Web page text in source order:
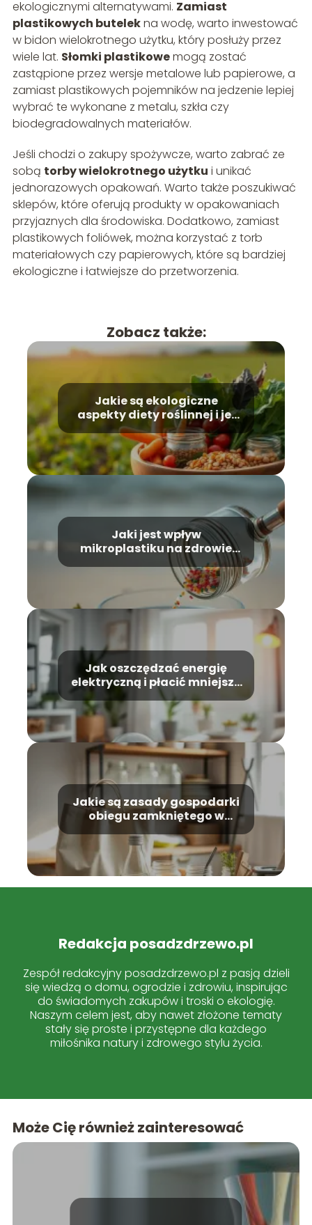
ekologicznymi alternatywami. Zamiast
plastikowych butelekna wodę, warto inwestować
w bidon wielokrotnego użytku, który posłuży przez
wiele lat. Słomki plastikowemogą zostać
zastąpione przez wersje metalowe lub papierowe, a
zamiast plastikowych pojemników na jedzenie lepiej
wybrać te wykonane z metalu, szkła czy
biodegradowalnych materiałów.
Jeśli chodzi o zakupy spożywcze, warto zabrać ze
sobą torby wielokrotnego użytku i unikać
jednorazowych opakowań. Warto także poszukiwać
sklepów, które oferują produkty w opakowaniach
przyjaznych dla środowiska. Dodatkowo, zamiast
plastikowych foliówek, można korzystać z torb
materiałowych czy papierowych, które są bardziej
ekologiczne i łatwiejsze do przetworzenia.
Zobacz także:
Jakie są ekologiczne
aspekty diety roślinnej i jej
wpływ na klimat?
Jaki jest wpływ
mikroplastiku na zdrowie
człowieka i zwierząt?
Jak oszczędzać energię
elektryczną i płacić mniejsze
rachunki?
Jakie są zasady gospodarki
obiegu zamkniętego w
codziennym życiu?
Redakcja posadzdrzewo.pl
Zespół redakcyjny posadzdrzewo.pl z pasją dzieli
się wiedzą o domu, ogrodzie i zdrowiu, inspirując
do świadomych zakupów i troski o ekologię.
Naszym celem jest, aby nawet złożone tematy
stały się proste i przystępne dla każdego
miłośnika natury i zdrowego stylu życia.
Może Cię również zainteresować